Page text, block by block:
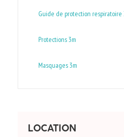
Guide de protection respiratoire
Protections 3m
Masquages 3m
LOCATION